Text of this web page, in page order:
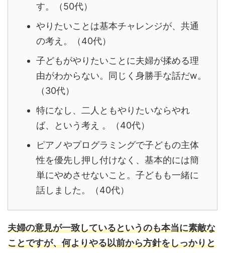
す。（50代）
やりたいことは基本チャレンジが、共通
の考え。（40代）
子どもがやりたいことに夫婦が揉める理
由がわからない。同じく身勝手な話だw。
（30代）
特になし、二人ともやりたいならやれ
ば、という考え
。（40代）
ピアノやプログラミングで子どもの主体
性を優先し押し付けなく、 基本的には簡
単にやめさせないこと。子どもも一緒に
話しました。（40代）
夫婦の意見が一致しているというのも本当に素敵な
ことですが、何よりやる以前から方針をしっかりと